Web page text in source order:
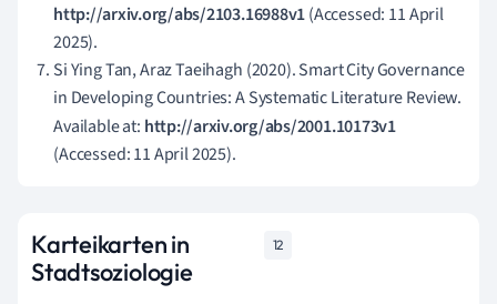
http://arxiv.org/abs/2103.16988v1(Accessed: 11 April
2025).
Si Ying Tan, Araz Taeihagh (2020). Smart City Governance
in Developing Countries: A Systematic Literature Review.
Available at: http://arxiv.org/abs/2001.10173v1
(Accessed: 11 April 2025).
Karteikarten in
Stadtsoziologie
12